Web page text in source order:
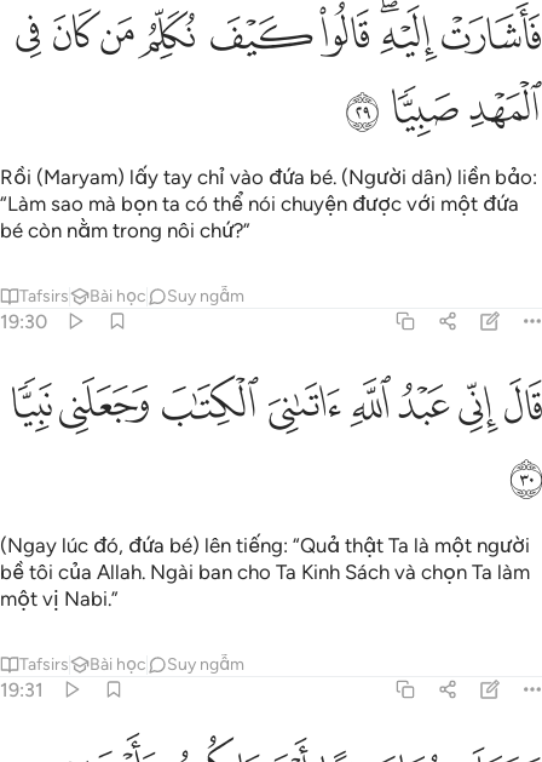
فاشارت اليه قالوا كيف نكلم من كان في المهد صبيا ٢٩
فَأَشَارَتْ إِلَيْهِ ۖ قَالُوا۟ كَيْفَ نُكَلِّمُ مَن كَانَ فِى ٱلْمَهْدِ صَبِيًّۭا ٢٩
ﱭﱮﱯﱰﱱ ﱲﱳﱴﱵ
ﱶﱷﱸ
Rồi (Maryam) lấy tay chỉ vào đứa bé. (Người dân) liền bảo:
“Làm sao mà bọn ta có thể nói chuyện được với một đứa
bé còn nằm trong nôi chứ?”
Tafsirs Bài học Suy ngẫm
19:30
قال اني عبد الله اتاني الكتاب وجعلني نبيا ٣٠
قَالَ إِنِّى عَبْدُ ٱللَّهِ ءَاتَىٰنِىَ ٱلْكِتَـٰبَ وَجَعَلَنِى نَبِيًّۭا ٣٠
ﱹﱺﱻﱼﱽﱾﱿﲀ
ﲁ
(Ngay lúc đó, đứa bé) lên tiếng: “Quả thật Ta là một người
bề tôi của Allah. Ngài ban cho Ta Kinh Sách và chọn Ta làm
một vị Nabi.”
Tafsirs Bài học Suy ngẫm
19:31
وجعلني مباركا اين ما كنت واوصاني بالصلاة والزكاة ما دمت حيا ٣١